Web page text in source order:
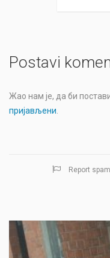
Postavi
Жао нам је, да би
пријављени
Report